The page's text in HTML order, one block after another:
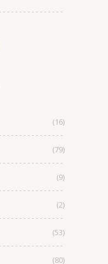
(16)
(79)
(9)
(2)
(53)
(80)